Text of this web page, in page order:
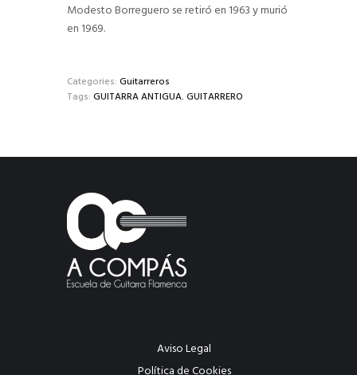
Modesto Borreguero se retiró en 1963 y murió
en 1969.
Categories: Guitarreros
Tags: GUITARRA ANTIGUA, GUITARRERO
Aviso Legal